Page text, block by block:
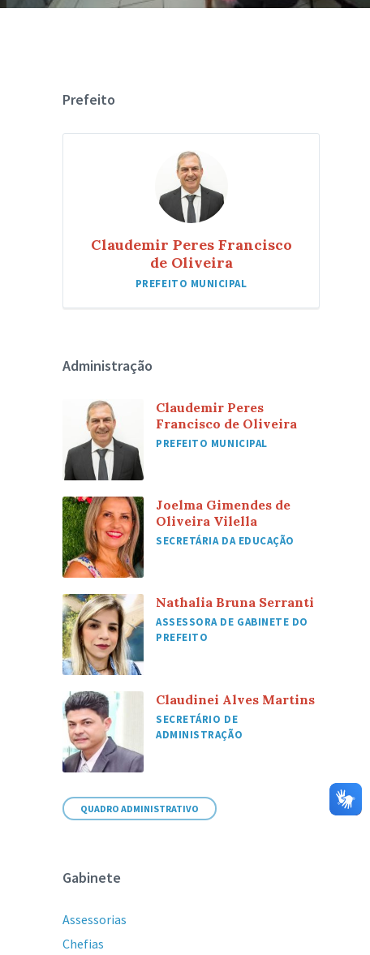
Prefeito
Claudemir Peres Francisco
de Oliveira
PREFEITO MUNICIPAL
Administração
Claudemir Peres
Francisco de Oliveira
PREFEITO MUNICIPAL
Joelma Gimendes de
Oliveira Vilella
SECRETÁRIA DA EDUCAÇÃO
Nathalia Bruna Serranti
ASSESSORA DE GABINETE DO
PREFEITO
Claudinei Alves Martins
SECRETÁRIO DE
ADMINISTRAÇÃO
QUADRO ADMINISTRATIVO
Gabinete
Assessorias
Chefias